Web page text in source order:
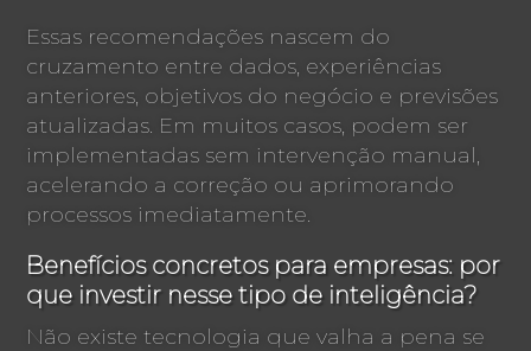
Essas recomendações nascem do
cruzamento entre dados, experiências
anteriores, objetivos do negócio e previsões
atualizadas. Em muitos casos, podem ser
implementadas sem intervenção manual,
acelerando a correção ou aprimorando
processos imediatamente.
Benefícios concretos para empresas: por
que investir nesse tipo de inteligência?
Não existe tecnologia que valha a pena se